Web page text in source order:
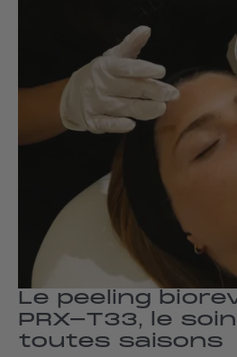
Le peeling
PRX-T33, le
toutes saisons